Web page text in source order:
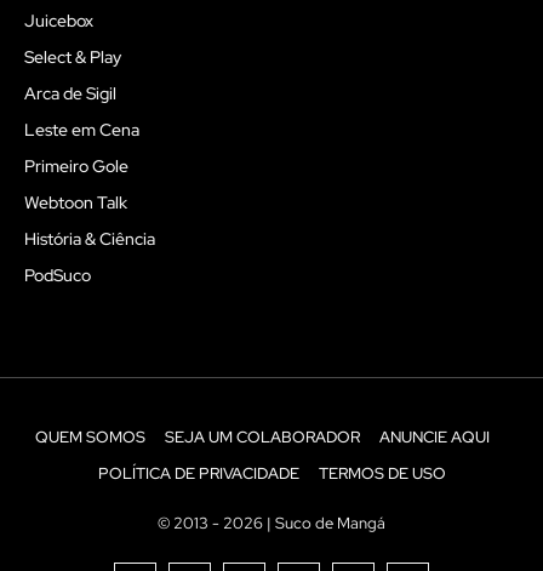
Juicebox
Select & Play
Arca de Sigil
Leste em Cena
Primeiro Gole
Webtoon Talk
História & Ciência
PodSuco
QUEM SOMOS SEJA UM COLABORADOR
ANUNCIE AQUI
POLÍTICA DE PRIVACIDADE
TERMOS DE USO
© 2013 - 2026 | Suco de Mangá